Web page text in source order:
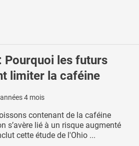
Pourquoi les futurs
limiter la caféine
4 mois
contenant de la caféine
s’avère lié à un risque augmenté
cette étude de l'Ohio ...